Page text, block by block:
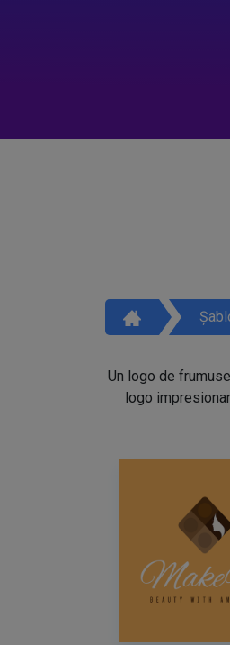
Un logo de
logo